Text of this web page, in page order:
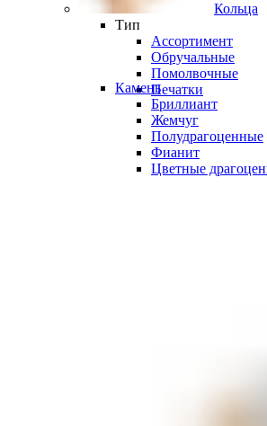
Кольца
Тип
Ассортимент
Обручальные
Помолвочные
Печатки
Камень
Бриллиант
Жемчуг
Полудрагоценные
Фианит
Цветные